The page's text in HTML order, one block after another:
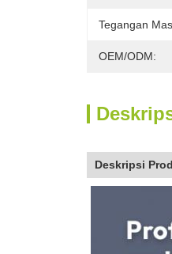
Tegangan
OEM/ODM:
Deskripsi